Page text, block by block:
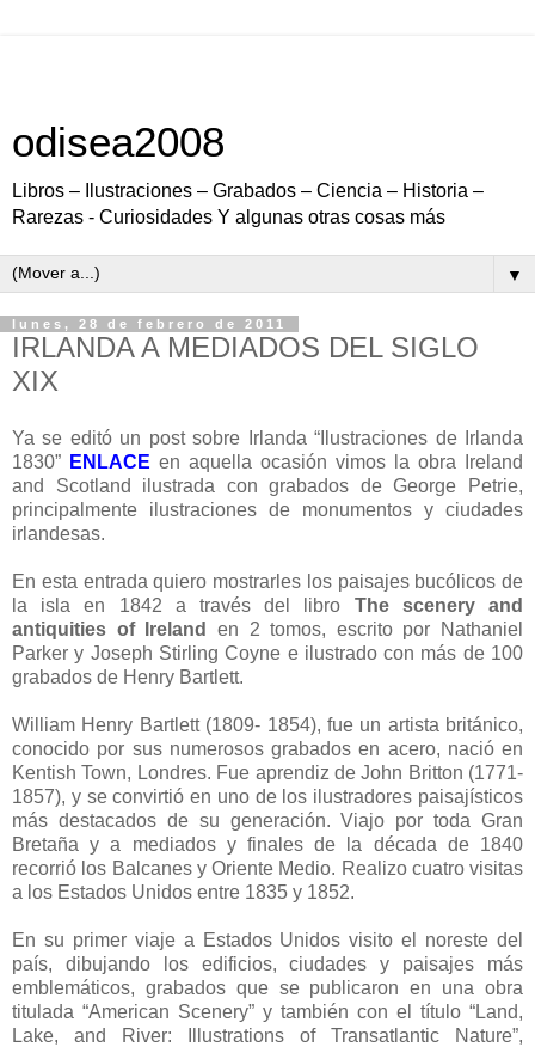
odisea2008
Libros – Ilustraciones – Grabados – Ciencia – Historia –
Rarezas - Curiosidades Y algunas otras cosas más
▼
lunes, 28 de febrero de 2011
IRLANDA A MEDIADOS DEL SIGLO
XIX
Ya se editó un post sobre Irlanda “Ilustraciones de Irlanda
1830” ENLACE en aquella ocasión vimos la obra Ireland
and Scotland ilustrada con grabados de George Petrie,
principalmente ilustraciones de monumentos y ciudades
irlandesas.
En esta entrada quiero mostrarles los paisajes bucólicos de
la isla en 1842 a través del libro The scenery and
antiquities of Ireland
en 2 tomos, escrito por Nathaniel
Parker y Joseph Stirling Coyne e ilustrado con más de 100
grabados de Henry Bartlett.
William Henry Bartlett (1809- 1854), fue un artista británico,
conocido por sus numerosos grabados en acero, nació en
Kentish Town, Londres. Fue aprendiz de John Britton (1771-
1857), y se convirtió en uno de los ilustradores paisajísticos
más destacados de su generación. Viajo por toda Gran
Bretaña y a mediados y finales de la década de 1840
recorrió los Balcanes y Oriente Medio. Realizo cuatro visitas
a los Estados Unidos entre 1835 y 1852.
En su primer viaje a Estados Unidos visito el noreste del
país, dibujando los edificios, ciudades y paisajes más
emblemáticos, grabados que se publicaron en una obra
titulada “American Scenery” y también con el título “Land,
Lake, and River: Illustrations of Transatlantic Nature”,